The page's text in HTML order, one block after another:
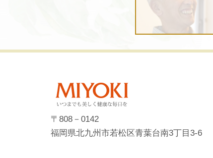
〒808－0142
福岡県北九州市若松区青葉台南3丁目3-6